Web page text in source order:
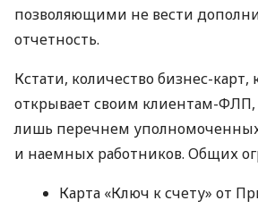
позволяющими не вести
отчетность.
Кстати, количество бизнес-карт,
открывает своим клиентам-ФЛП,
лишь перечнем
и наемных работников. Общих
Карта «Ключ к счету» от